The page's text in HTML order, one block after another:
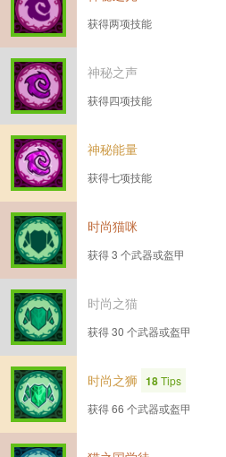
获得两项技能
神秘之声
获得四项技能
神秘能量
获得七项技能
时尚猫咪
获得 3 个武器或盔甲
时尚之猫
获得 30 个武器或盔甲
时尚之狮 18Tips
获得 66 个武器或盔甲